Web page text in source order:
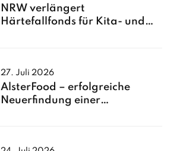
NRW verlängert
Härtefallfonds für Kita- und
27. Juli 2026
AlsterFood – erfolgreiche
Neuerfindung einer